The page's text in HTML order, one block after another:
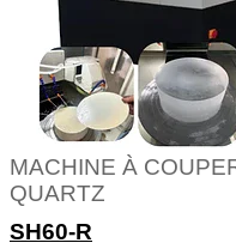
MACHINE À
QUARTZ
SH60-R